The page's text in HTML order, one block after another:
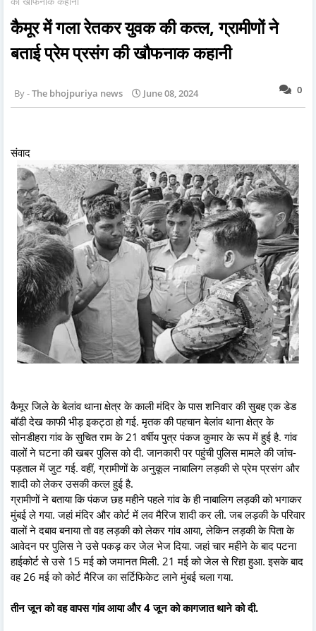
कैमूर में गला रेतकर युवक की कत्ल, ग्रामीणों ने
बताई प्रेम प्रसंग की खौफनाक कहानी
0
The bhojpuriya news June 08, 2024
संवाद
कैमूर जिले के बेलांव थाना क्षेत्र के काली मंदिर के पास शनिवार की सुबह एक डेड
बॉडी देख काफी भीड़ इकट्ठा हो गई. मृतक की पहचान बेलांव थाना क्षेत्र के
सोनडीहरा गांव के सुचित राम के 21 वर्षीय पुत्र पंकज कुमार के रूप में हुई है. गांव
वालों ने घटना की खबर पुलिस को दी. जानकारी पर पहुंची पुलिस मामले की जांच-
पड़ताल में जुट गई. वहीं, ग्रामीणों के अनुकूल नाबालिग लड़की से प्रेम प्रसंग और
शादी को लेकर उसकी कत्ल हुई है.
ग्रामीणों ने बताया कि पंकज छह महीने पहले गांव के ही नाबालिग लड़की को भगाकर
मुंबई ले गया. जहां मंदिर और कोर्ट में लव मैरिज शादी कर ली. जब लड़की के परिवार
वालों ने दबाव बनाया तो वह लड़की को लेकर गांव आया, लेकिन लड़की के पिता के
आवेदन पर पुलिस ने उसे पकड़ कर जेल भेज दिया. जहां चार महीने के बाद पटना
हाईकोर्ट से उसे 15 मई को जमानत मिली. 21 मई को जेल से रिहा हुआ. इसके बाद
वह 26 मई को कोर्ट मैरिज का सर्टिफिकेट लाने मुंबई चला गया.
तीन जून को वह वापस गांव आया और 4 जून को कागजात थाने को दी.